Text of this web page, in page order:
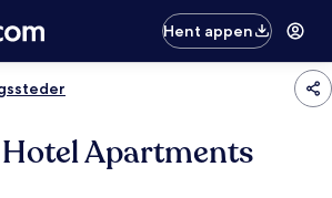
Hent appen
Apartments